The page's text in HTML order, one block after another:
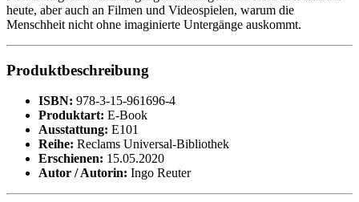
heute, aber auch an Filmen und Videospielen, warum die
Menschheit nicht ohne imaginierte Untergänge auskommt.
Produktbeschreibung
ISBN: 978-3-15-961696-4
Produktart: E-Book
Ausstattung: E101
Reihe: Reclams Universal-Bibliothek
Erschienen: 15.05.2020
Autor / Autorin: Ingo Reuter